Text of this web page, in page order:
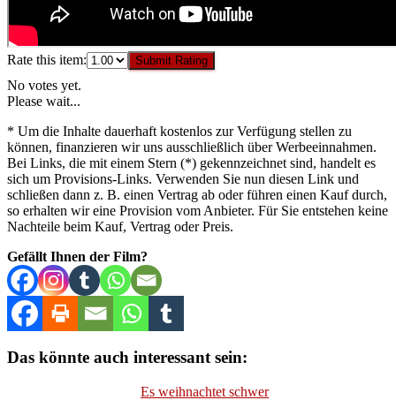
Rate this item: Submit Rating
No votes yet.
Please wait...
* Um die Inhalte dauerhaft kostenlos zur Verfügung stellen zu
können, finanzieren wir uns ausschließlich über Werbeeinnahmen.
Bei Links, die mit einem Stern (*) gekennzeichnet sind, handelt es
sich um Provisions-Links. Verwenden Sie nun diesen Link und
schließen dann z. B. einen Vertrag ab oder führen einen Kauf durch,
so erhalten wir eine Provision vom Anbieter. Für Sie entstehen keine
Nachteile beim Kauf, Vertrag oder Preis.
Gefällt Ihnen der Film?
Das könnte auch interessant sein:
Es weihnachtet schwer